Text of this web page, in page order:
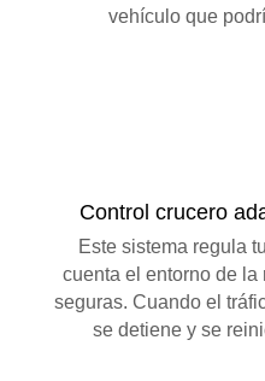
vehículo que
Control crucero
Este sistema regula
cuenta el entorno de
seguras. Cuando el
se detiene y se